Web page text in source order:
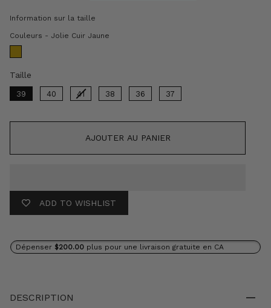
Information sur la taille
Couleurs - Jolie Cuir Jaune
Taille
39 40 41 38 36 37
AJOUTER AU PANIER
ADD TO WISHLIST
Dépenser $200.00 plus pour une livraison gratuite en CA
DESCRIPTION